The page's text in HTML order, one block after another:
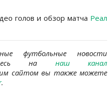
голов и обзор матча Реал
футбольные новости
на наш канал
сайтом вы также можете
.